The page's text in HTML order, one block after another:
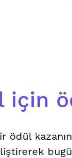
için
ödül